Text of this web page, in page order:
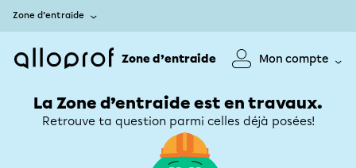
Zone d’entraide
Zone d’entraide Mon compte
La Zone d’entraide est en travaux.
Retrouve ta question parmi celles déjà posées!